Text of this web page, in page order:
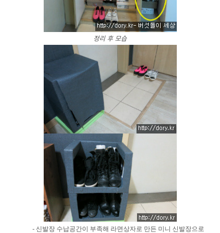
정리 후 모습
- 신발장 수납공간이 부족해 라면상자로 만든 미니 신발장으로